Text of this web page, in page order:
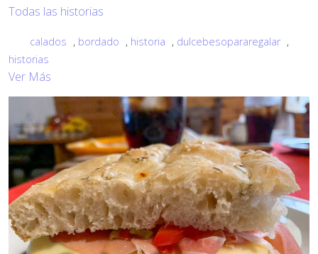
Todas las historias
calados , bordado , historia , dulcebesopararegalar ,
historias
Ver Más